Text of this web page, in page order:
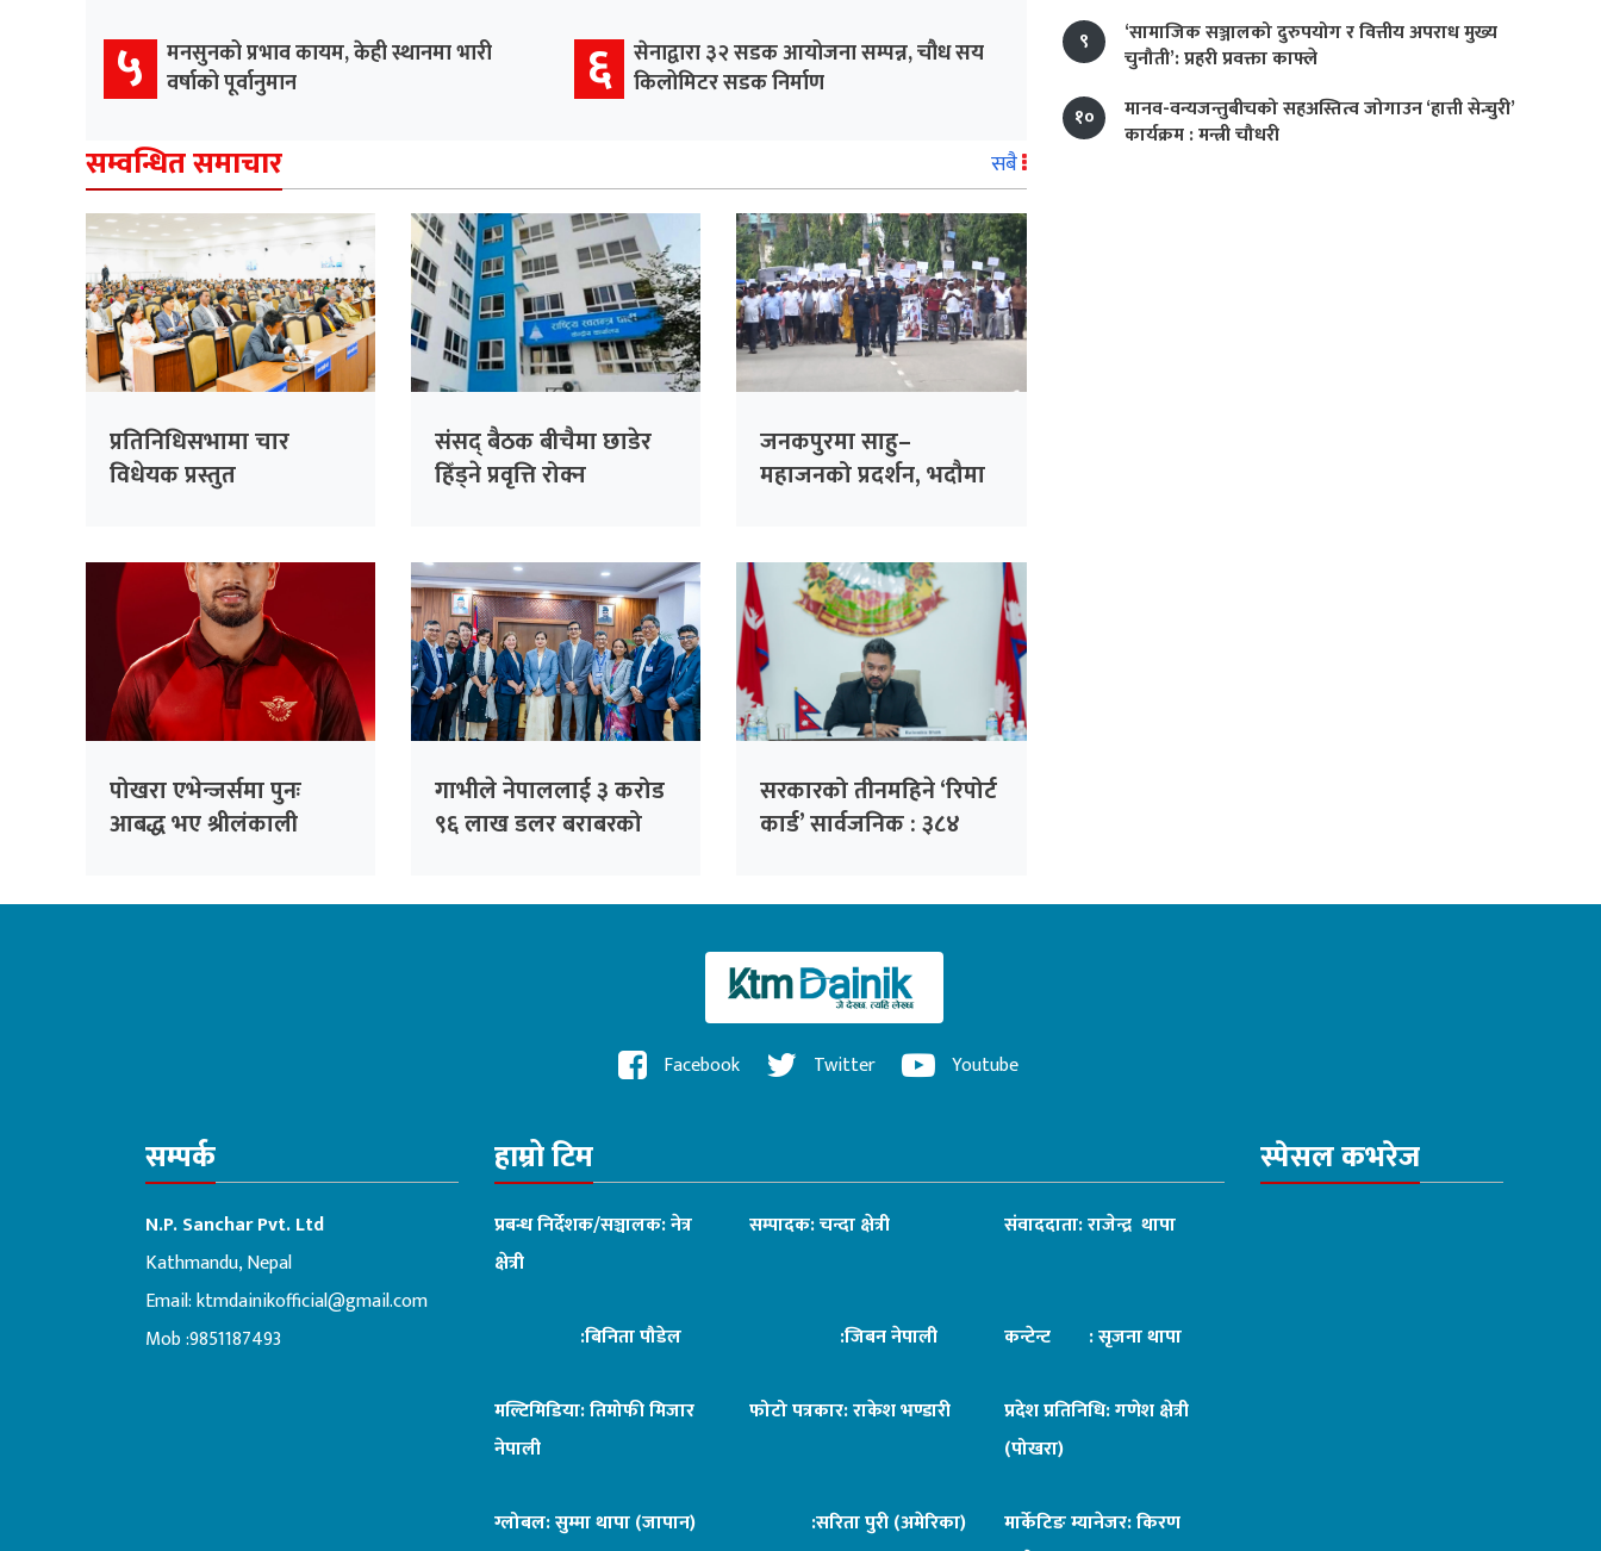
५
मनसुनको प्रभाव कायम, केही स्थानमा भारी
वर्षाको पूर्वानुमान
६ सेनाद्वारा ३२ सडक आयोजना सम्पन्न, चौध सय
किलोमिटर सडक निर्माण
सम्वन्धित समाचार सबै
प्रतिनिधिसभामा चार
विधेयक प्रस्तुत
संसद् बैठक बीचैमा छाडेर
हिँड्ने प्रवृत्ति रोक्न
विश्लेषण गरिँदै
जनकपुरमा साहु–
महाजनको प्रदर्शन, भदौमा
पोखरा एभेन्जर्समा पुनः
आबद्ध भए श्रीलंकाली
गाभीले नेपाललाई ३ करोड
९६ लाख डलर बराबरको
सरकारको तीनमहिने ‘रिपोर्ट
कार्ड’ सार्वजनिक : ३८४
९
‘सामाजिक सञ्जालको दुरुपयोग र वित्तीय अपराध मुख्य
चुनौती’: प्रहरी प्रवक्ता काफ्ले
१०
मानव-वन्यजन्तुबीचको सहअस्तित्व जोगाउन ‘हात्ती सेन्चुरी’
कार्यक्रम : मन्त्री चौधरी
Facebook Twitter Youtube
सम्पर्क
N.P. Sanchar Pvt. Ltd
Kathmandu, Nepal
Email:ktmdainikofficial@gmail.com
Mob :9851187493
हाम्रो टिम
प्रबन्ध निर्देशक/सञ्चालक: नेत्र
क्षेत्री
सम्पादक: चन्दा क्षेत्री संवाददाता: राजेन्द्र थापा
:बिनिता पौडेल :जिबन नेपाली कन्टेन्ट : सृजना थापा
मल्टिमिडिया: तिमोफी मिजार
नेपाली
फोटो पत्रकार: राकेश भण्डारी
प्रदेश प्रतिनिधि: गणेश क्षेत्री
(पोखरा)
ग्लोबल: सुम्मा थापा (जापान) :सरिता पुरी (अमेरिका)
मार्केटिङ म्यानेजर: किरण
स्पेसल कभरेज